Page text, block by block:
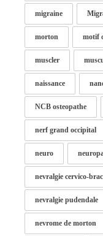
migraine
morton motif
muscler
naissance
NCB osteopathe
nerf grand occipital
neuro
nevralgie cervico-
nevralgie pudendale
nevrome de morton